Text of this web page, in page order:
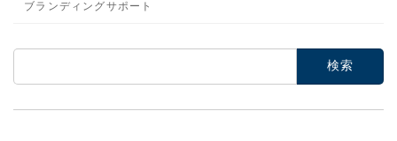
ブランディングサポート
索: